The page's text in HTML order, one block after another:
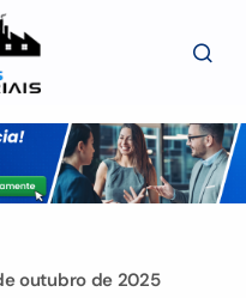
outubro de 2025